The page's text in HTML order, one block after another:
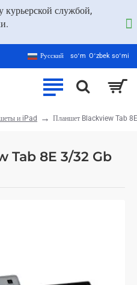
курьерской службой,
Русский soʻm Oʻzbek soʻmi
Tab 8E 3/32 Gb
и iPad Планшет Blackview Tab